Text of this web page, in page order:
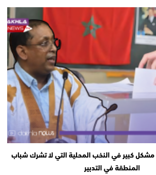
مشكل كبير في النخب المحلية التي لا تشرك شباب
المنطقة في التدبير